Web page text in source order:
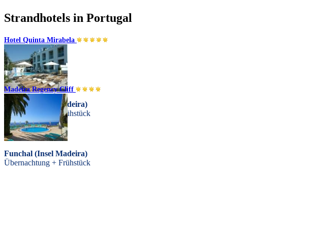
Strandhotels in Portugal
Hotel Quinta Mirabela
Funchal (Insel Madeira)
Übernachtung + Frühstück
Madeira Regency Cliff
Funchal (Insel Madeira)
Übernachtung + Frühstück